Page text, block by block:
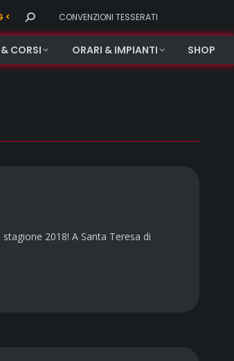
< Search: CONVENZIONI TESSERATI
CORSI ORARI & IMPIANTI SHOP
2018! A Santa Teresa di